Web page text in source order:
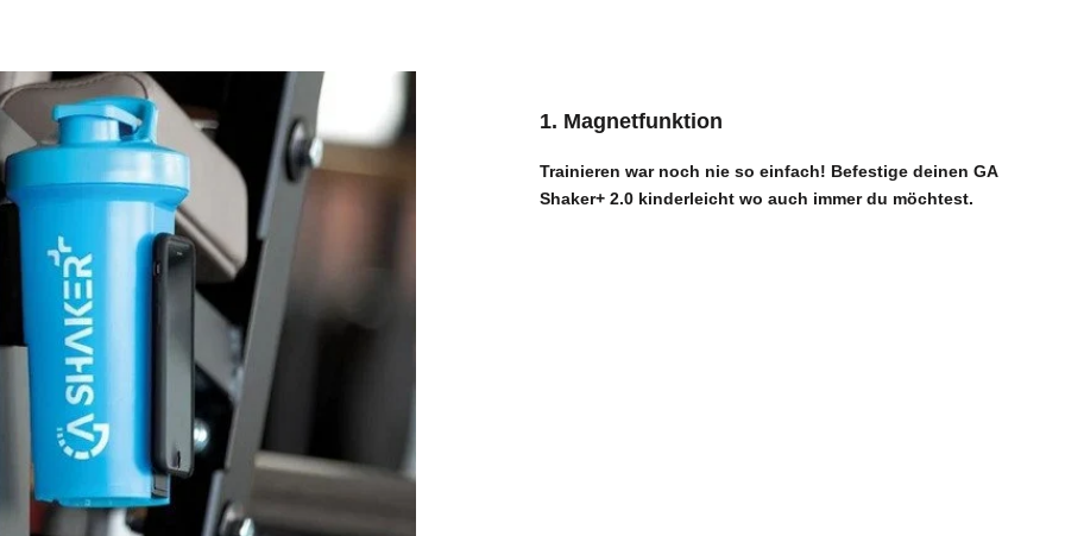
1. Magnetfunktion
Trainieren war noch nie so einfach! Befestige deinenGA
Shaker+ 2.0 kinderleicht wo auch immer du möchtest.